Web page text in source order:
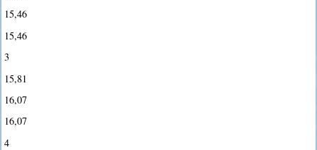
15,46
15,46
3
15,81
16,07
16,07
4